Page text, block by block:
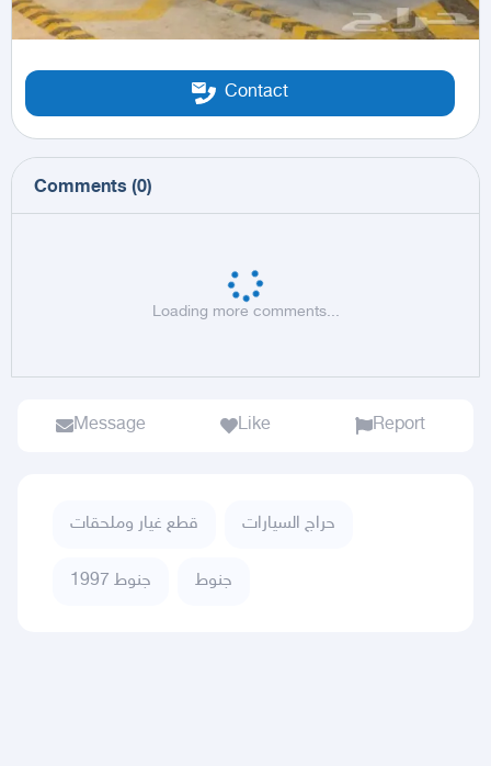
Contact
Comments (0)
Loading more comments...
Message Like Report
قطع غيار وملحقات حراج السيارات
جنوط 1997 جنوط